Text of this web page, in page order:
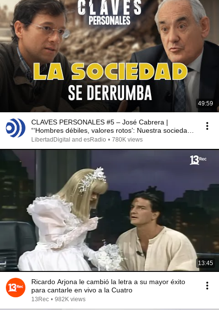
49:59
CLAVES PERSONALES #5 – José Cabrera |
“‘Hombres débiles, valores rotos’: Nuestra sociedad
colapsa”
LibertadDigital and esRadio • 780K views
13:45
Ricardo Arjona le cambió la letra a su mayor éxito
para cantarle en vivo a la Cuatro
13Rec • 982K views